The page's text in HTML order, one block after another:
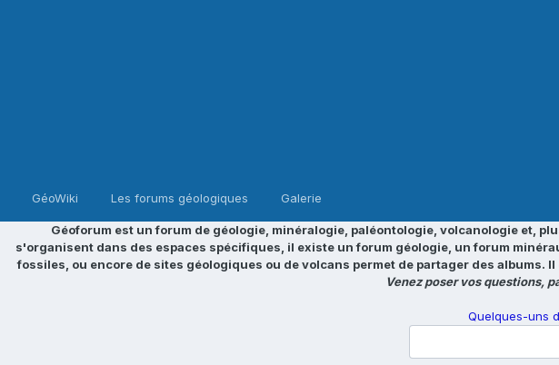
GéoWiki Les forums géologiques Galerie
Géoforum est un forum de géologie, minéralogie, paléontologie, volcanologie et,
s'organisent dans des espaces spécifiques, il existe un forum géologie, un forum
fossiles, ou encore de sites géologiques ou de volcans permet de partager des albums.
Venez poser vos questions,
Quelques-uns